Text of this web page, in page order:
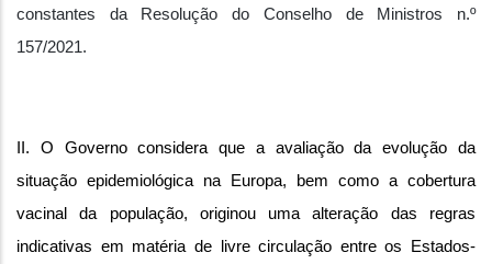
constantes da Resolução do Conselho de Ministros n.º
157/2021.
II. O Governo considera que a avaliação da evolução da
situação epidemiológica na Europa, bem como a cobertura
vacinal da população, originou uma alteração das regras
indicativas em matéria de livre circulação entre os Estados-